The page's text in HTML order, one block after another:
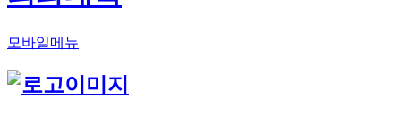
모바일메뉴